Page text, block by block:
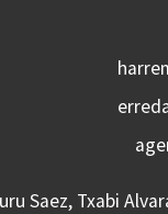
Saez, Txabi